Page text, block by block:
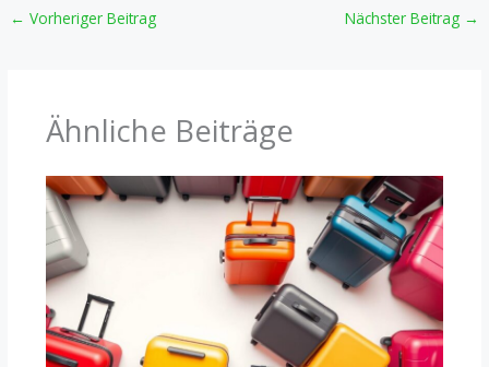
← Vorheriger Beitrag Nächster Beitrag →
Ähnliche Beiträge